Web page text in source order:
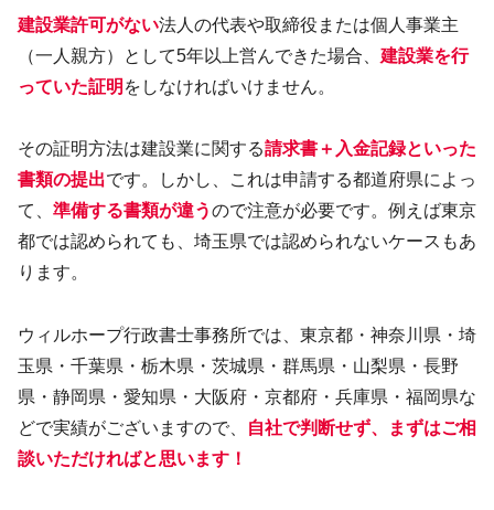
建設業許可がない法人の代表や取締役または個人事業主
（一人親方）として5年以上営んできた場合、 建設業を行
っていた証明 をしなければいけません。
その証明方法は建設業に関する請求書＋入金記録といった
書類の提出です。しかし、これは申請する都道府県によっ
て、 準備する書類が違うので注意が必要です。例えば東京
都では認められても、埼玉県では認められないケースもあ
ります。
ウィルホープ行政書士事務所では、東京都・神奈川県・埼
玉県・千葉県・栃木県・茨城県・群馬県・山梨県・長野
県・静岡県・愛知県・大阪府・京都府・兵庫県・福岡県な
どで実績がございますので、
自社で判断せず、まずはご相
談いただければと思います！